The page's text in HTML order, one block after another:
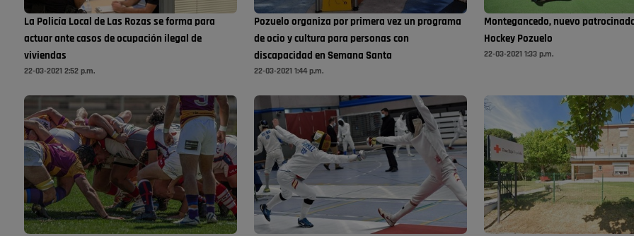
La Policía Local de Las Rozas se forma para
actuar ante casos de ocupación ilegal de
viviendas
22-03-2021 2:52 p.m.
Pozuelo organiza por primera vez un programa
de ocio y cultura para personas con
discapacidad en Semana Santa
22-03-2021 1:44 p.m.
Montegancedo, nuevo
Hockey Pozuelo
22-03-2021 1:33 p.m.